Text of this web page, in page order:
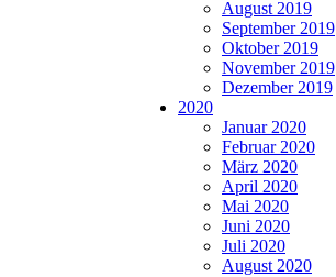
August 2019
September 2019
Oktober 2019
November 2019
Dezember 2019
2020
Januar 2020
Februar 2020
März 2020
April 2020
Mai 2020
Juni 2020
Juli 2020
August 2020